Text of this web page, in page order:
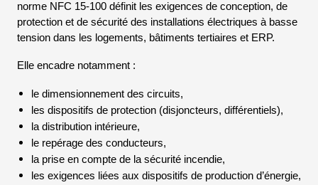
norme NFC 15-100 définit les exigences de conception, de
protection et de sécurité des installations électriques à basse
tension dans les logements, bâtiments tertiaires et ERP.
Elle encadre notamment :
le dimensionnement des circuits,
les dispositifs de protection (disjoncteurs, différentiels),
la distribution intérieure,
le repérage des conducteurs,
la prise en compte de la sécurité incendie,
les exigences liées aux dispositifs de production d’énergie,